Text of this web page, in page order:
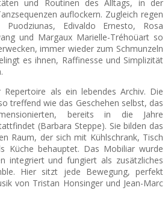
und Routinen des Alltags, in der
auflockern. Zugleich regen
Edivaldo Ernesto, Rosa
und Margaux Marielle-Tréhoüart so
immer wieder zum Schmunzeln
es ihnen, Raffinesse und Simplizität
als ein lebendes Archiv. Die
treffend wie das Geschehen selbst, das
bereits in die Jahre
(Barbara Steppe). Sie bilden das
Raum, der sich mit Kühlschrank, Tisch
Küche behauptet. Das Mobiliar wurde
integriert und fungiert als zusätzliches
Hier sitzt jede Bewegung, perfekt
von Tristan Honsinger und Jean-Marc